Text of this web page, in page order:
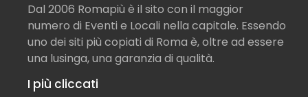
Dal 2006 Romapiù è il sito con il maggior
numero di Eventi e Locali nella capitale. Essendo
uno dei siti più copiati di Roma è, oltre ad essere
una lusinga, una garanzia di qualità.
I più cliccati